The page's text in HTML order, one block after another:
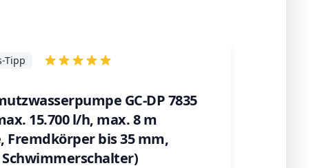
GC-DP 7835
15.700 l/h, max. 8 m
Fremdkörper bis 35 mm,
Tipp